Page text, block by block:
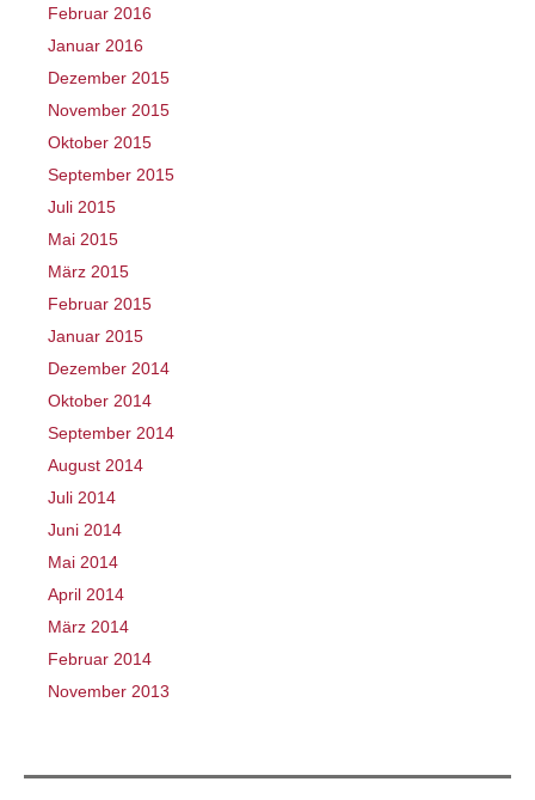
Februar 2016
Januar 2016
Dezember 2015
November 2015
Oktober 2015
September 2015
Juli 2015
Mai 2015
März 2015
Februar 2015
Januar 2015
Dezember 2014
Oktober 2014
September 2014
August 2014
Juli 2014
Juni 2014
Mai 2014
April 2014
März 2014
Februar 2014
November 2013